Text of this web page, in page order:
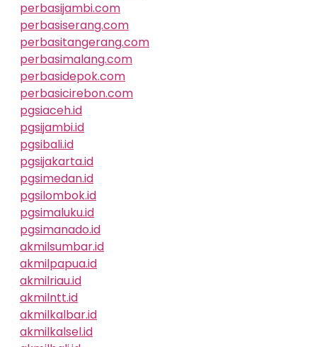
perbasijambi.com
perbasiserang.com
perbasitangerang.com
perbasimalang.com
perbasidepok.com
perbasicirebon.com
pgsiaceh.id
pgsijambi.id
pgsibali.id
pgsijakarta.id
pgsimedan.id
pgsilombok.id
pgsimaluku.id
pgsimanado.id
akmilsumbar.id
akmilpapua.id
akmilriau.id
akmilntt.id
akmilkalbar.id
akmilkalsel.id